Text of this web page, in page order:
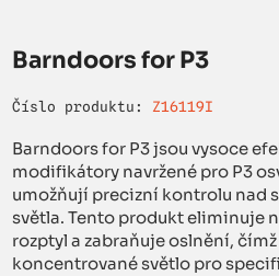
Barndoors for P3
Číslo produktu: Z16119I
Barndoors for P3 jsou vysoce
modifikátory navržené pro P3
umožňují precizní kontrolu nad
světla. Tento produkt eliminuje
rozptyl a zabraňuje oslnění,
koncentrované světlo pro